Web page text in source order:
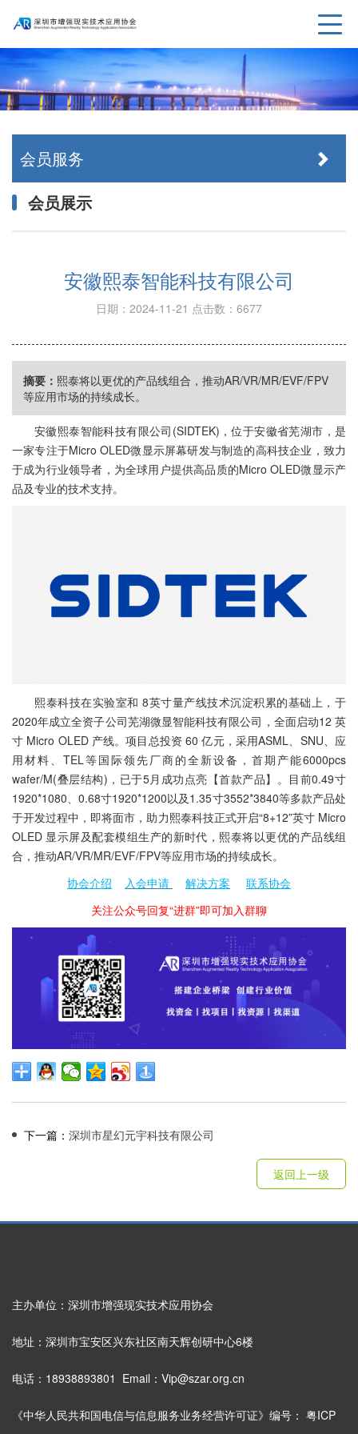
会员服务
会员展示
安徽熙泰智能科技有限公司
日期：2024-11-21 点击数：6677
摘要： 熙泰将以更优的产品线组合，推动AR/VR/MR/EVF/FPV
等应用市场的持续成长。
安徽熙泰智能科技有限公司(SIDTEK)，位于安徽省芜湖市，是
一家专注于Micro OLED微显示屏幕研发与制造的高科技企业，致力
于成为行业领导者，为全球用户提供高品质的Micro OLED微显示产
品及专业的技术支持。
熙泰科技在实验室和 8英寸量产线技术沉淀积累的基础上，于
2020年成立全资子公司芜湖微显智能科技有限公司，全面启动12 英
寸 Micro OLED 产线。项目总投资 60 亿元，采用ASML、SNU、应
用材料、TEL等国际领先厂商的全新设备，首期产能6000pcs
wafer/M(叠层结构)，已于5月成功点亮【首款产品】。目前0.49寸
1920*1080、0.68寸1920*1200以及1.35寸3552*3840等多款产品处
于开发过程中，即将面市，助力熙泰科技正式开启“8+12”英寸 Micro
OLED 显示屏及配套模组生产的新时代，熙泰将以更优的产品线组
合，推动AR/VR/MR/EVF/FPV等应用市场的持续成长。
协会介绍
入会申请 解决方案
联系协会
关注公众号回复“进群”即可加入群聊
下一篇： 深圳市星幻元宇科技有限公司
返回上一级
主办单位：深圳市增强现实技术应用协会
地址：深圳市宝安区兴东社区南天辉创研中心6楼
电话：18938893801 Email：Vip@szar.org.cn
《中华人民共和国电信与信息服务业务经营许可证》编号： 粤ICP